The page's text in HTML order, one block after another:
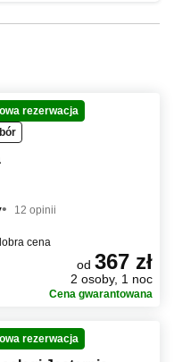
rezerwacja
12 opinii
cena
od 367 zł
2 osoby, 1 noc
Cena gwarantowana
rezerwacja